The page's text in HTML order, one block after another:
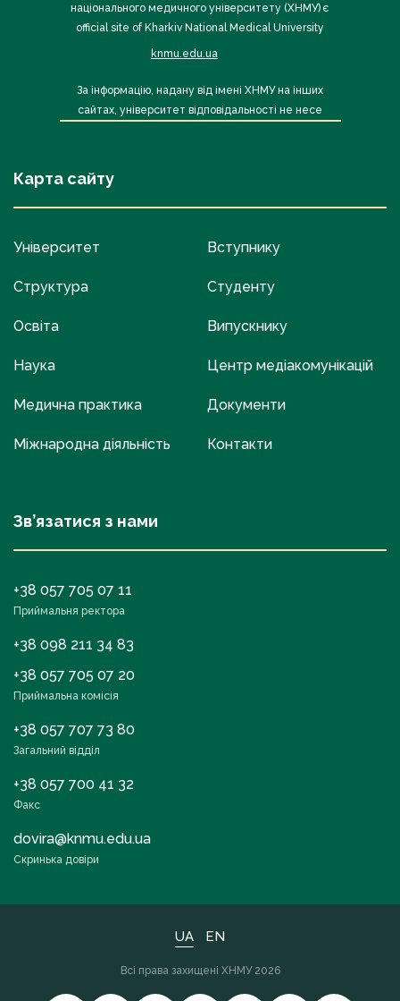
національного медичного університету (ХНМУ) є
official site of Kharkiv National Medical University
knmu.edu.ua
За інформацію, надану від імені ХНМУ на інших
сайтах, університет відповідальності не несе
Карта сайту
Університет
Структура
Освіта
Наука
Медична практика
Міжнародна діяльність
Вступнику
Студенту
Випускнику
Центр медіакомунікацій
Документи
Контакти
Зв’язатися з нами
+38 057 705 07 11
Приймальня ректора
+38 098 211 34 83
+38 057 705 07 20
Приймальна комісія
+38 057 707 73 80
Загальний відділ
+38 057 700 41 32
Факс
dovira@knmu.edu.ua
Скринька довіри
UA EN
Всі права захищені ХНМУ 2026